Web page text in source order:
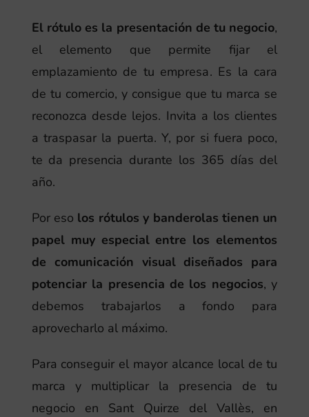
El rótulo es la presentación de tu negocio,
el elemento que permite fijar el
emplazamiento de tu empresa. Es la cara
de tu comercio, y consigue que tu marca se
reconozca desde lejos. Invita a los clientes
a traspasar la puerta. Y, por si fuera poco,
te da presencia durante los 365 días del
año.
Por eso los rótulos y banderolas tienen un
papel muy especial entre los elementos
de comunicación visual diseñados para
potenciar la presencia de los negocios, y
debemos trabajarlos a fondo para
aprovecharlo al máximo.
Para conseguir el mayor alcance local de tu
marca y multiplicar la presencia de tu
negocio en Sant Quirze del Vallès, en